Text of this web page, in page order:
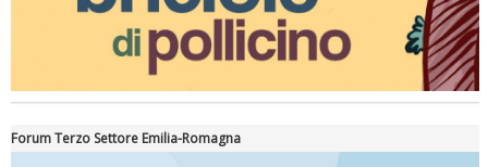
Forum Terzo Settore Emilia-Romagna